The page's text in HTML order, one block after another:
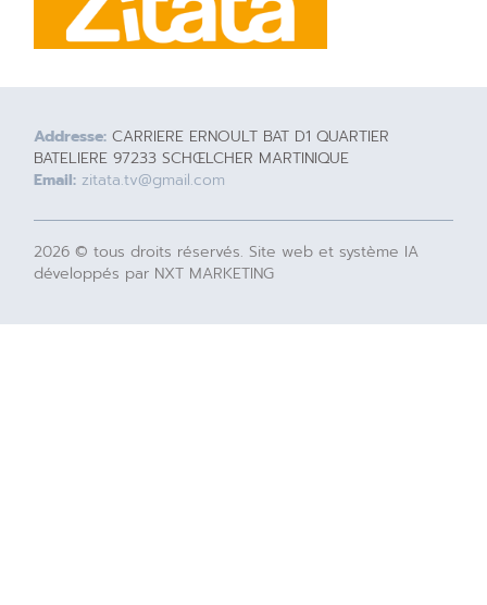
Addresse: CARRIERE ERNOULT BAT D1 QUARTIER
BATELIERE 97233 SCHŒLCHER MARTINIQUE
Email: zitata.tv@gmail.com
2026 © tous droits réservés. Site web et système IA
développés par NXT MARKETING